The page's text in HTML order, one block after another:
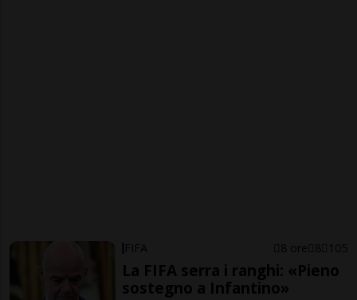
FIFA 8 ore 8 105
La FIFA serra i ranghi: «Pieno
sostegno a Infantino»